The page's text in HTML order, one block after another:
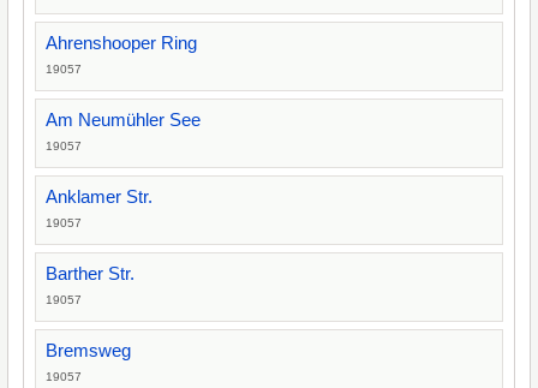
Ahrenshooper Ring
19057
Am Neumühler See
19057
Anklamer Str.
19057
Barther Str.
19057
Bremsweg
19057